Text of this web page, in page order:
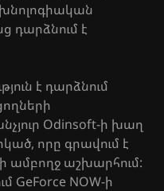
դարձնում է
է դարձնում
Odinsoft-ի խաղ
որը գրավում է
ամբողջ աշխարհում:
GeForce NOW-ի